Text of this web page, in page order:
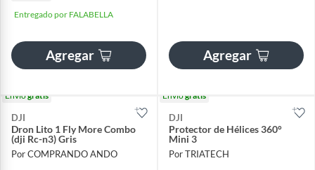
Entregado por FALABELLA
Agregar Agregar
Envíogratis
DJI
Dron Lito 1 Fly More Combo
(dji Rc-n3) Gris
Por COMPRANDO ANDO
Envíogratis
DJI
Protector de Hélices 360°
Mini 3
Por TRIATECH